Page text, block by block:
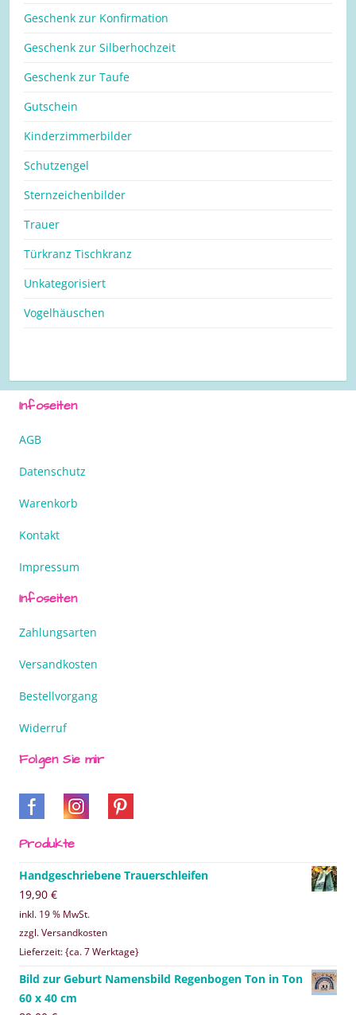
Geschenk zur Konfirmation
Geschenk zur Silberhochzeit
Geschenk zur Taufe
Gutschein
Kinderzimmerbilder
Schutzengel
Sternzeichenbilder
Trauer
Türkranz Tischkranz
Unkategorisiert
Vogelhäuschen
Infoseiten
AGB
Datenschutz
Warenkorb
Kontakt
Impressum
Infoseiten
Zahlungsarten
Versandkosten
Bestellvorgang
Widerruf
Folgen Sie mir
Produkte
Handgeschriebene Trauerschleifen
19,90 €
inkl. 19 % MwSt.
zzgl. Versandkosten
Lieferzeit: {ca. 7 Werktage}
Bild zur Geburt Namensbild Regenbogen Ton in Ton
60 x 40 cm